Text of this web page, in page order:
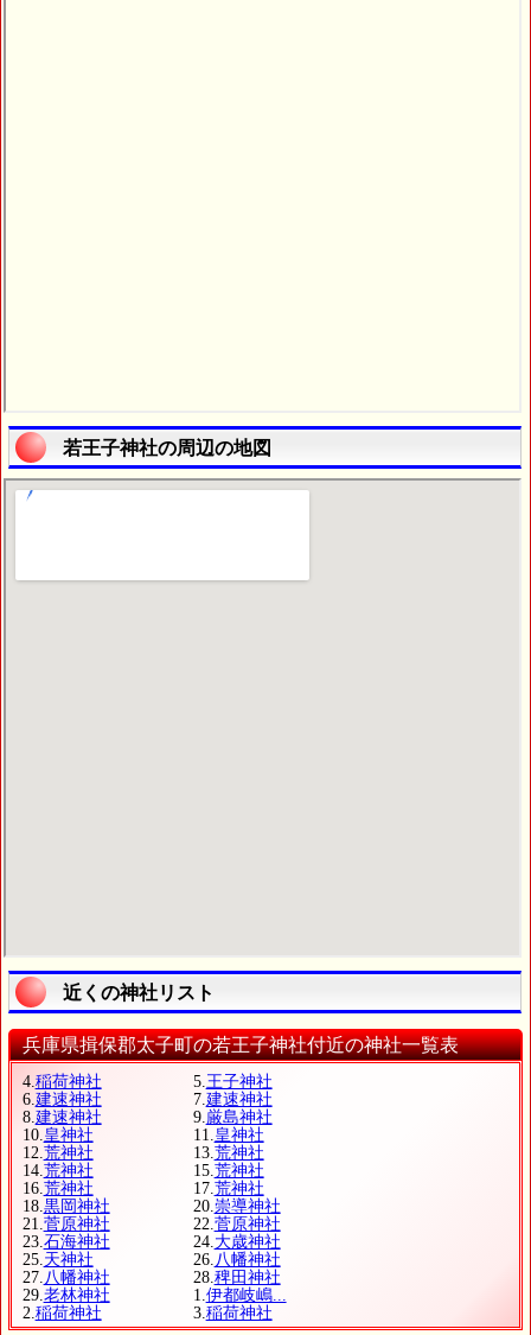
若王子神社の周辺の地図
近くの神社リスト
兵庫県揖保郡太子町の若王子神社付近の神社一覧表
4.稲荷神社 5.王子神社
6.建速神社 7.建速神社
8.建速神社 9.厳島神社
10.皇神社 11.皇神社
12.荒神社 13.荒神社
14.荒神社 15.荒神社
16.荒神社 17.荒神社
18.黒岡神社 20.崇導神社
21.菅原神社 22.菅原神社
23.石海神社 24.大歳神社
25.天神社 26.八幡神社
27.八幡神社 28.稗田神社
29.老林神社 1.伊都岐嶋...
2.稲荷神社 3.稲荷神社